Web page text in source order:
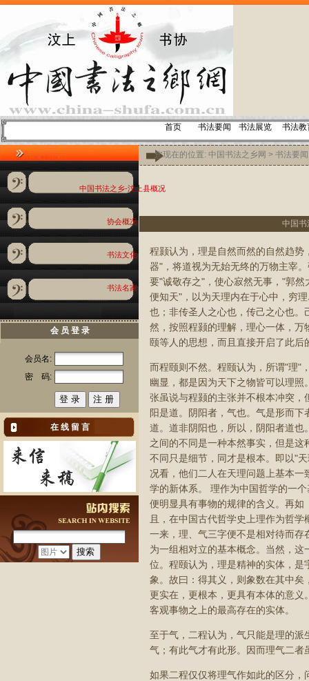
首页 书法要闻 书法展览 书法教
中国书法之乡-汶上县概况
协会概况
书法文化
书法名家
会 员 登 录
会员名:
密 码:
在 线 留 言
您现在的位置: 中国书法之乡网 > 书法要闻
中国
程颢认为，理是自然而然的自然趋
器"，将道视为无始无终的万物主宰
要"诚敬存之"，使心寂然无事，"郭
便知天"，以为天理内在于心中，穷
也；非传圣人之心也，传己之心也
然，按照程颢的理解，理心一体，
颐等人的思想，而且直接开启了此后
而程颐则不然。程颐认为，所谓"理"
幽显，都是因为天下之物皆可以理
张虽说与程颢的主张并不根本冲突
阳是道。阴阳者，气也。气是形而
道。道非阴阳也，所以，阴阳者道
之间的不同是一种本然事实，但是
不同只是细节，同才是根本。即以"
况看，他们二人在天理问题上基本
学的新体系。 理作为中国哲学的一
便明显具有事物的规律的含义。再
且，在中国古代哲学史上理作为哲
一来，理、气三字便不是相对待而
为一组相对立的基本概念。当然，
位。程颐认为，理是精神的实体，
象。故曰：得其义，则象数在其中
更实在，更根本，更具有本体的意
客观事物之上的最高存在的实体。
至于气，二程认为，气只能是理的
气；有此气才有此形。因而理气二
如果二程仅仅将理气作如此的区分